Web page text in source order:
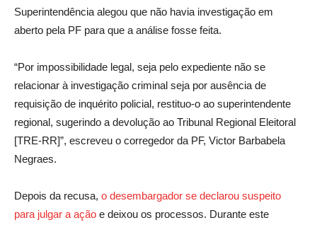
Superintendência alegou que não havia investigação em
aberto pela PF para que a análise fosse feita.
“Por impossibilidade legal, seja pelo expediente não se
relacionar à investigação criminal seja por ausência de
requisição de inquérito policial, restituo-o ao superintendente
regional, sugerindo a devolução ao Tribunal Regional Eleitoral
[TRE-RR]”, escreveu o corregedor da PF, Victor Barbabela
Negraes.
Depois da recusa, o desembargador se declarou suspeito
para julgar a ação e deixou os processos. Durante este